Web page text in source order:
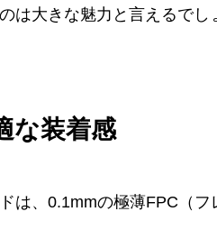
は大きな魅力と言えるでし
な装着感
は、0.1mmの極薄FPC（